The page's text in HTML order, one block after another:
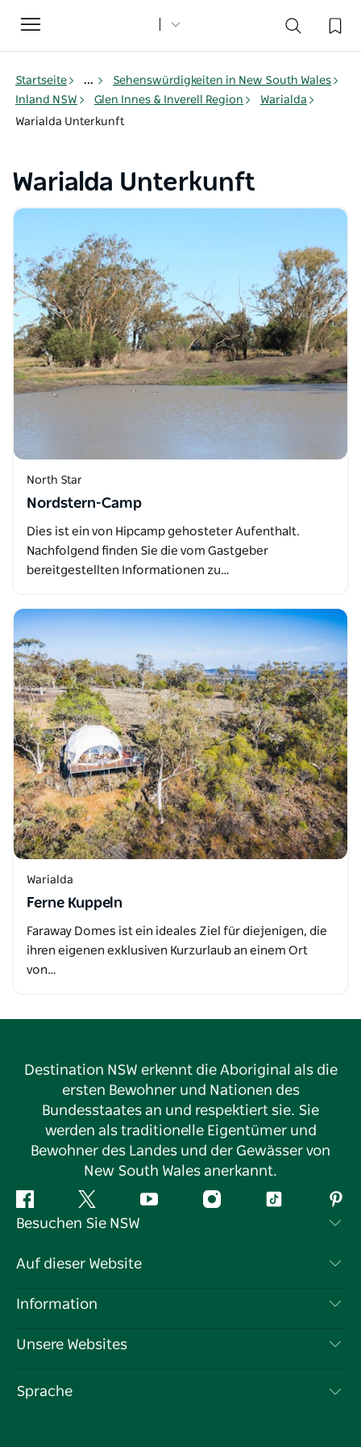
Toggle
navigation
Startseite ...
Sehenswürdigkeiten in New South Wales
Inland NSW
Glen Innes & Inverell Region
Warialda
Warialda Unterkunft
Warialda Unterkunft
North Star
Nordstern-Camp
Dies ist ein von Hipcamp gehosteter Aufenthalt.
Nachfolgend finden Sie die vom Gastgeber
bereitgestellten Informationen zu…
Warialda
Ferne Kuppeln
Faraway Domes ist ein ideales Ziel für diejenigen, die
ihren eigenen exklusiven Kurzurlaub an einem Ort
von…
Destination NSW erkennt die Aboriginal als die
ersten Bewohner und Nationen des
Bundesstaates an und respektiert sie. Sie
werden als traditionelle Eigentümer und
Bewohner des Landes und der Gewässer von
New South Wales anerkannt.
Facebook Twitter YouTube InstagramTikTok
Besuchen Sie NSW
Kontaktieren Sie uns
Cookie-Hinweis
Auf dieser Website
Reiseziele
Veranstaltungen
Information
Reiseinformationen
Unternehmen in NSW
Unsere Websites
Sprache